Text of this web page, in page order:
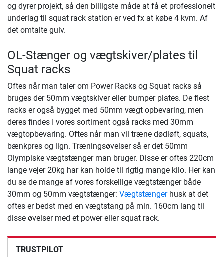
TRUSTPILOT
og dyrer projekt, så den billigste måde at få et professionelt
underlag til squat rack station er ved fx at købe 4 kvm. Af
det omtalte gulv.
OL-Stænger og vægtskiver/plates til
Squat racks
Oftes når man taler om Power Racks og Squat racks så
bruges der 50mm vægtskiver eller bumper plates. De flest
racks er også bygget med 50mm vægt opbevaring, men
deres findes I vores sortiment også racks med 30mm
vægtopbevaring. Oftes når man vil træne dødløft, squats,
bænkpres og lign. Træningsøvelser så er det 50mm
Olympiske vægtstænger man bruger. Disse er oftes 220cm
lange vejer 20kg har kan holde til rigtig mange kilo. Her kan
du se de mange af vores forskellige vægtstænger både
30mm og 50mm vægtstænger: Vægtstængerhusk at det
oftes er bedst med en vægtstang på min. 160cm lang til
disse øvelser med et power eller squat rack.